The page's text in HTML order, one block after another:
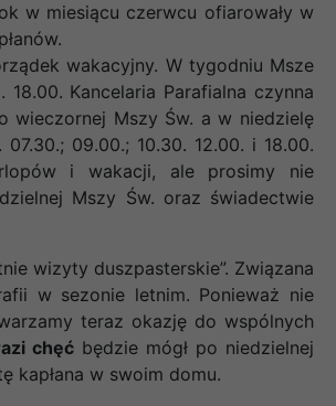
w miesiącu czerwcu ofiarowały w
wakacyjny. W tygodniu Msze
18.00. Kancelaria Parafialna czynna
wieczornej Mszy Św. a w niedzielę
09.00.; 10.30. 12.00. i 18.00.
i wakacji, ale prosimy nie
Mszy Św. oraz świadectwie
wizyty duszpasterskie”. Związana
w sezonie letnim. Ponieważ nie
teraz okazję do wspólnych
chęć będzie mógł po niedzielnej
kapłana w swoim domu.